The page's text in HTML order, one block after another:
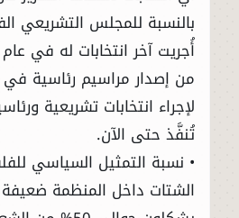
بالنسبة للمجلس التشريعي
لإجراء انتخابات تشريعية
تُنفَّذ حتى الآن.
• نسبة التمثيل السياسي
الشتات داخل المنظمة